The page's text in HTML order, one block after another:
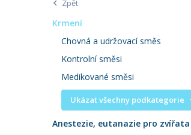
Zpět
Krmení
Chovná a udržovací směs
Kontrolní směsi
Medikované směsi
Ukázat všechny podkategorie
Anestezie, eutanazie pro zvířata